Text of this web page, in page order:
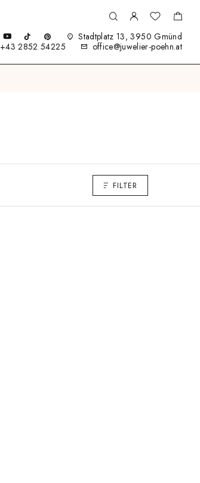
Stadtplatz 13, 3950 Gmünd
+43 2852 54225
office@juwelier-poehn.at
FILTER